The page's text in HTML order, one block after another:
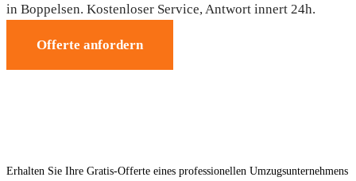
in Boppelsen. Kostenloser Service, Antwort innert 24h.
Offerte anfordern
Erhalten Sie Ihre Gratis-Offerte eines professionellen Umzugsunternehmens